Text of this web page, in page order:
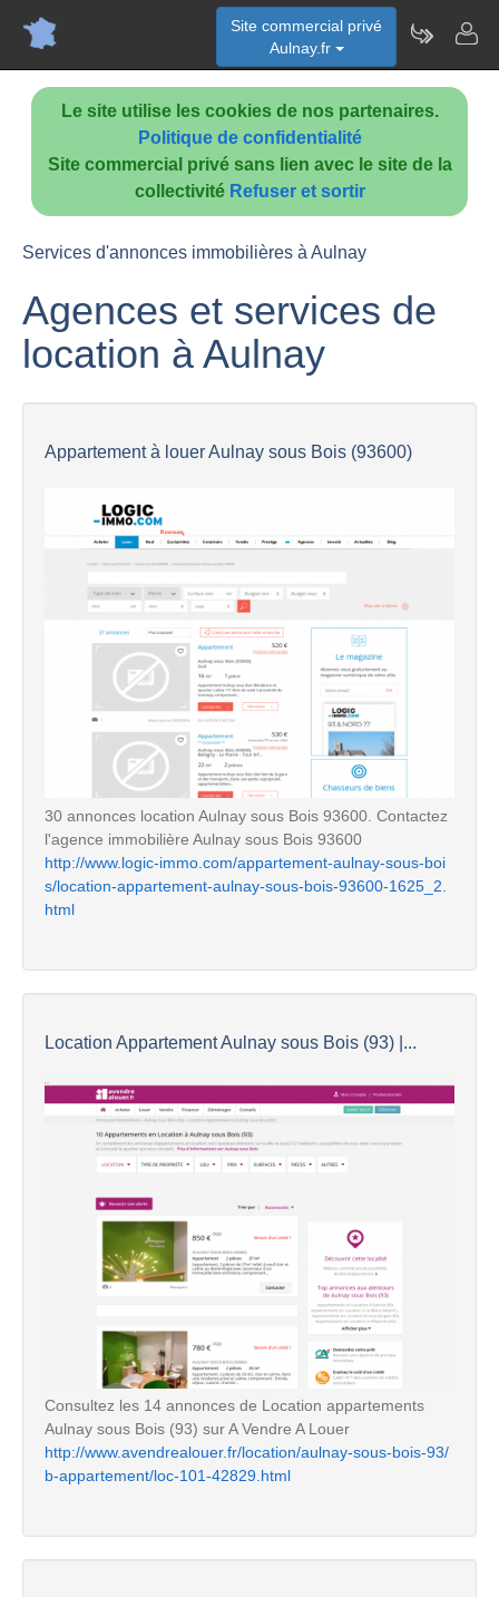
Le site utilise les cookies de nos partenaires.
Politique de confidentialité
Site commercial privé sans lien avec le site de la
collectivité Refuser et sortir
Site commercial privé
Aulnay.fr
Services d'annonces immobilières à Aulnay
Agences et services de
location à Aulnay
Appartement à louer Aulnay sous Bois (93600)
30 annonces location Aulnay sous Bois 93600. Contactez
l'agence immobilière Aulnay sous Bois 93600
http://www.logic-immo.com/appartement-aulnay-sous-boi
s/location-appartement-aulnay-sous-bois-93600-1625_2.
html
Location Appartement Aulnay sous Bois (93) |...
Consultez les 14 annonces de Location appartements
Aulnay sous Bois (93) sur A Vendre A Louer
http://www.avendrealouer.fr/location/aulnay-sous-bois-93/
b-appartement/loc-101-42829.html